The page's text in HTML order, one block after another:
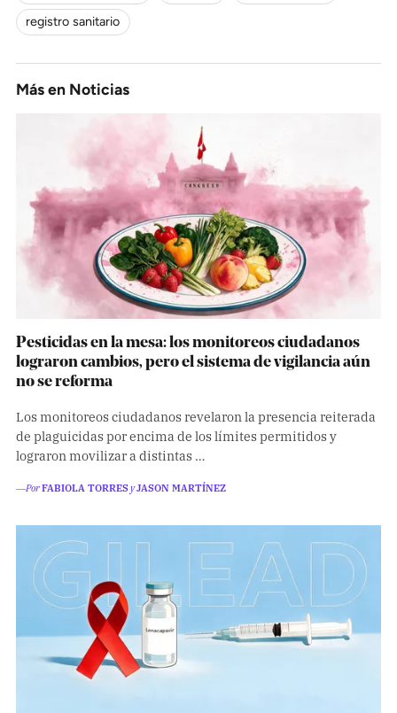
registro sanitario
Más en Noticias
Pesticidas en la mesa: los monitoreos ciudadanos
lograron cambios, pero el sistema de vigilancia aún
no se reforma
Los monitoreos ciudadanos revelaron la presencia reiterada
de plaguicidas por encima de los límites permitidos y
lograron movilizar a distintas …
―PorFABIOLA TORRESyJASON MARTÍNEZ